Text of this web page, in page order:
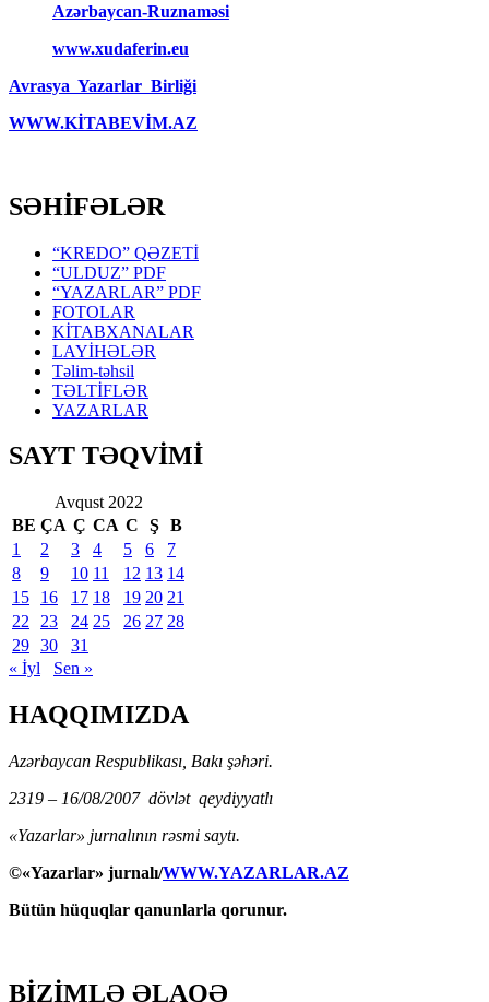
Azərbaycan-Ruznaməsi
www.xudaferin.eu
Avrasya Yazarlar Birliği
WWW.KİTABEVİM.AZ
SƏHİFƏLƏR
“KREDO” QƏZETİ
“ULDUZ” PDF
“YAZARLAR” PDF
FOTOLAR
KİTABXANALAR
LAYİHƏLƏR
Təlim-təhsil
TƏLTİFLƏR
YAZARLAR
SAYT TƏQVİMİ
Avqust 2022
BE ÇA Ç CA C Ş
B
1
2 3 4 5 6
7
8
9 10 11 12 13 14
15
16 17 18 19 20 21
22
23 24 25 26 27 28
29 30
31
« İyl
Sen »
HAQQIMIZDA
Azərbaycan Respublikası, Bakı şəhəri.
2319 – 16/08/2007 dövlət qeydiyyatlı
«Yazarlar» jurnalının rəsmi saytı.
©«Yazarlar» jurnalı/WWW.YAZARLAR.AZ
Bütün hüquqlar qanunlarla qorunur.
BİZİMLƏ ƏLAQƏ